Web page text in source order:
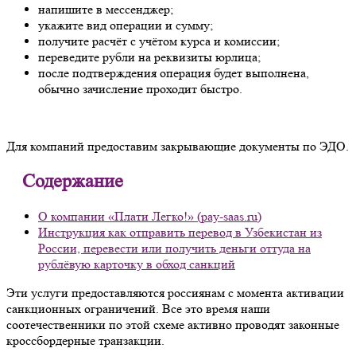
напишите в мессенджер;
укажите вид операции и сумму;
получите расчёт с учётом курса и комиссии;
переведите рубли на реквизиты юрлица;
после подтверждения операция будет выполнена,
обычно зачисление проходит быстро.
Для компаний предоставим закрывающие документы по ЭДО.
Содержание
О компании «Плати Легко!» (pay-saas.ru)
Инструкция как отправить перевод в Узбекистан из
России, перевести или получить деньги оттуда на
рублёвую карточку в обход санкций
Эти услуги предоставляются россиянам с момента активации
санкционных ограничений. Все это время наши
соотечественники по этой схеме активно проводят законные
кроссбордерные транзакции.